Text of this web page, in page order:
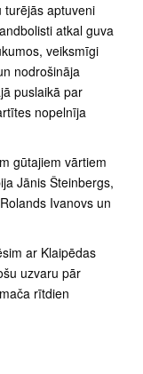
turējās aptuveni
atkal guva
veiksmīgi
nodrošināja
puslaikā par
nopelnīja
gūtajiem vārtiem
Jānis Šteinbergs,
Ivanovs un
ar Klaipēdas
uzvaru pār
rītdien